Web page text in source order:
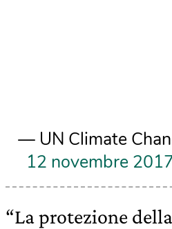
— UN Climate
12 novembre
“La protezione